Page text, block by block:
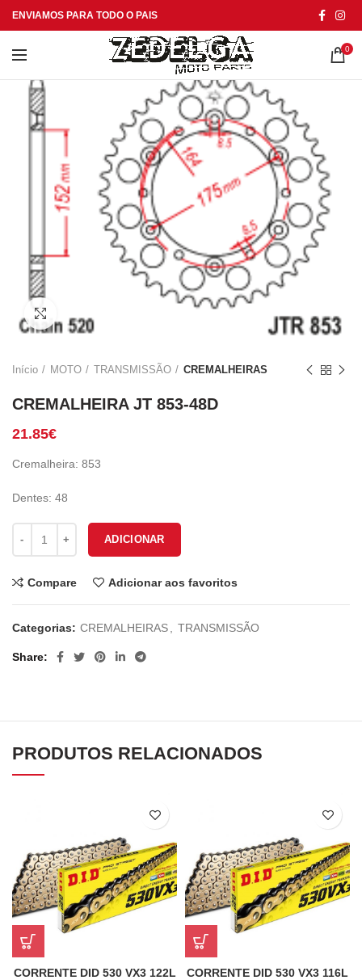
ENVIAMOS PARA TODO O PAIS
0
Início MOTO TRANSMISSÃO CREMALHEIRAS
CREMALHEIRA JT 853-48D
21.85€
Cremalheira: 853
Dentes: 48
ADICIONAR
Compare Adicionar aos favoritos
Categorias: CREMALHEIRAS TRANSMISSÃO
Share
PRODUTOS RELACIONADOS
CORRENTE DID 530 VX3 122L
CORRENTE DID 530 VX3 116L